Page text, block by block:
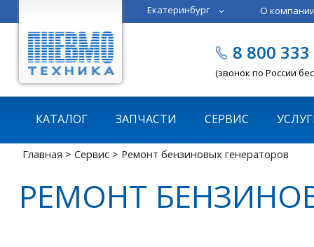
Екатеринбург
О
8 800
(звонок по России
КАТАЛОГ ЗАПЧАСТИ СЕРВИС
Главная > Сервис> Ремонт бензиновых генераторов
РЕМОНТ